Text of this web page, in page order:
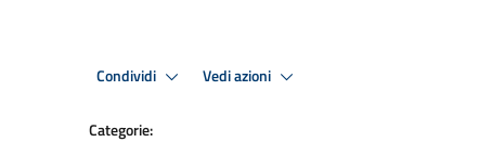
Condividi Vedi azioni
Categorie: